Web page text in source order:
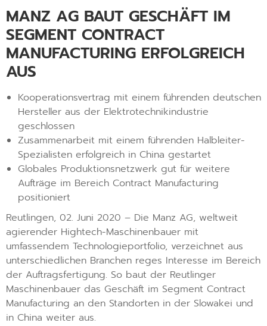
MANZ AG BAUT GESCHÄFT IM
SEGMENT CONTRACT
MANUFACTURING ERFOLGREICH
AUS
Kooperationsvertrag mit einem führenden deutschen
Hersteller aus der Elektrotechnikindustrie
geschlossen
Zusammenarbeit mit einem führenden Halbleiter-
Spezialisten erfolgreich in China gestartet
Globales Produktionsnetzwerk gut für weitere
Aufträge im Bereich Contract Manufacturing
positioniert
Reutlingen, 02. Juni 2020 – Die Manz AG, weltweit
agierender Hightech-Maschinenbauer mit
umfassendem Technologieportfolio, verzeichnet aus
unterschiedlichen Branchen reges Interesse im Bereich
der Auftragsfertigung. So baut der Reutlinger
Maschinenbauer das Geschäft im Segment Contract
Manufacturing an den Standorten in der Slowakei und
in China weiter aus.